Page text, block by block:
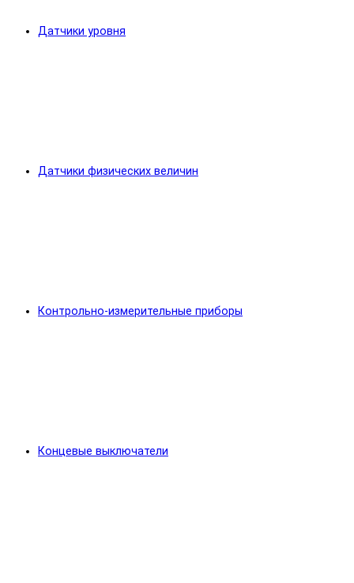
Датчики уровня
Датчики физических величин
Контрольно-измерительные приборы
Концевые выключатели